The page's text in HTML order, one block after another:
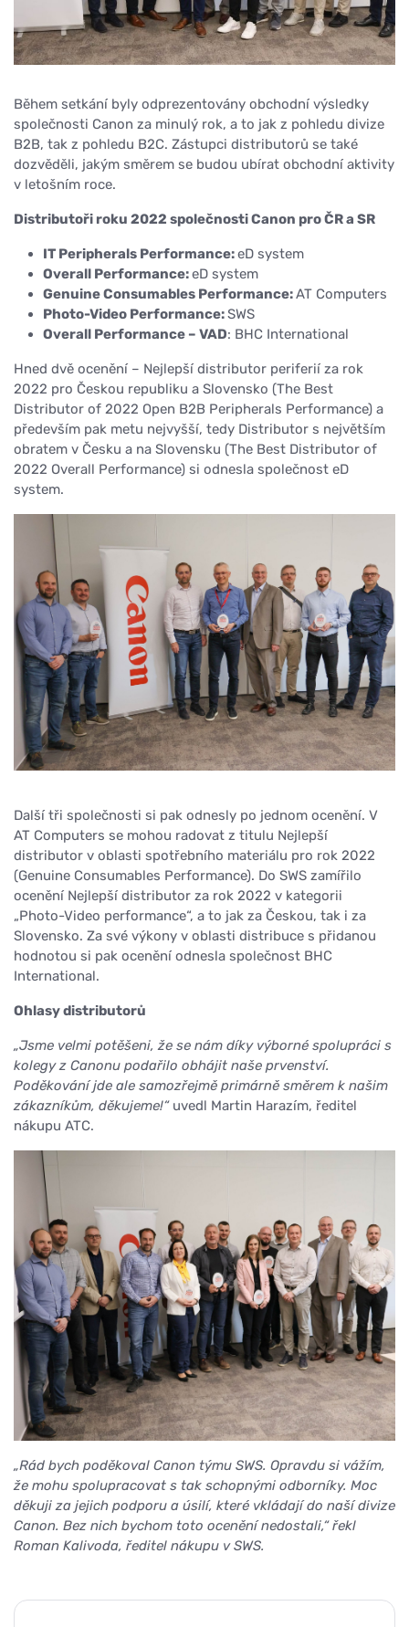
Během setkání byly odprezentovány obchodní výsledky
společnosti Canon za minulý rok, a to jak z pohledu divize
B2B, tak z pohledu B2C. Zástupci distributorů se také
dozvěděli, jakým směrem se budou ubírat obchodní aktivity
v letošním roce.
Distributoři roku 2022 společnosti Canon pro ČR a SR
IT Peripherals Performance:eD system
Overall Performance:eD system
Genuine Consumables Performance:AT Computers
Photo-Video Performance:SWS
Overall Performance – VAD: BHC International
Hned dvě ocenění – Nejlepší distributor periferií za rok
2022 pro Českou republiku a Slovensko (The Best
Distributor of 2022 Open B2B Peripherals Performance) a
především pak metu nejvyšší, tedy Distributor s největším
obratem v Česku a na Slovensku (The Best Distributor of
2022 Overall Performance) si odnesla společnost eD
system.
Další tři společnosti si pak odnesly po jednom ocenění. V
AT Computers se mohou radovat z titulu Nejlepší
distributor v oblasti spotřebního materiálu pro rok 2022
(Genuine Consumables Performance). Do SWS zamířilo
ocenění Nejlepší distributor za rok 2022 v kategorii
„Photo-Video performance“, a to jak za Českou, tak i za
Slovensko. Za své výkony v oblasti distribuce s přidanou
hodnotou si pak ocenění odnesla společnost BHC
International.
Ohlasy distributorů
„Jsme velmi potěšeni, že se nám díky výborné spolupráci s
kolegy z Canonu podařilo obhájit naše prvenství.
Poděkování jde ale samozřejmě primárně směrem k našim
zákazníkům, děkujeme!“uvedl Martin Harazím, ředitel
nákupu ATC.
„Rád bych poděkoval Canon týmu SWS. Opravdu si vážím,
že mohu spolupracovat s tak schopnými odborníky. Moc
děkuji za jejich podporu a úsilí, které vkládají do naší divize
Canon. Bez nich bychom toto ocenění nedostali,“ řekl
Roman Kalivoda, ředitel nákupu v SWS.